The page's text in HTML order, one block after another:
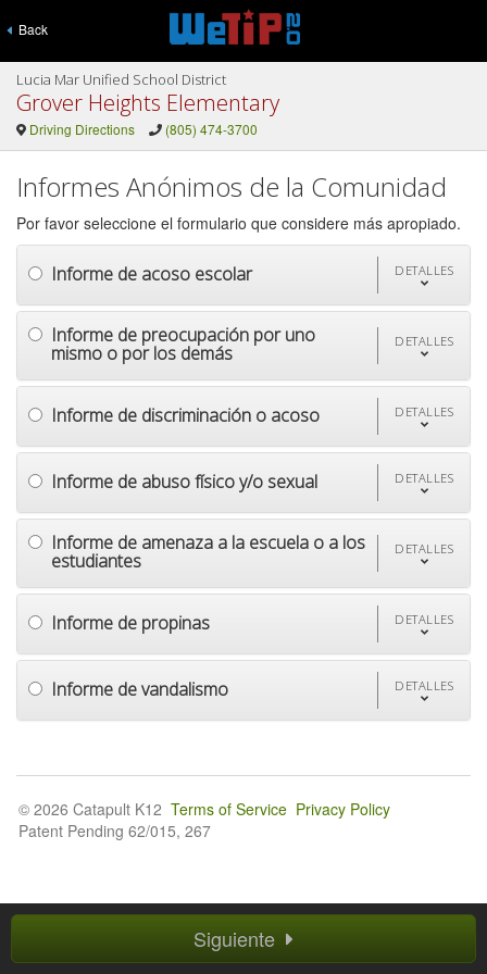
Back
Lucia Mar Unified School District
Grover Heights Elementary
Driving Directions (805) 474-3700
Informes Anónimos de la Comunidad
Por favor seleccione el formulario que considere más apropiado.
Informe de acoso escolar DETALLES
Informe de preocupación por uno
mismo o por los demás
DETALLES
Informe de discriminación o acoso DETALLES
Informe de abuso físico y/o sexual DETALLES
Informe de amenaza a la escuela o a los
estudiantes
DETALLES
Informe de propinas DETALLES
Informe de vandalismo DETALLES
Siguiente
© 2026 Catapult K12 Terms of Service Privacy Policy
Patent Pending 62/015, 267